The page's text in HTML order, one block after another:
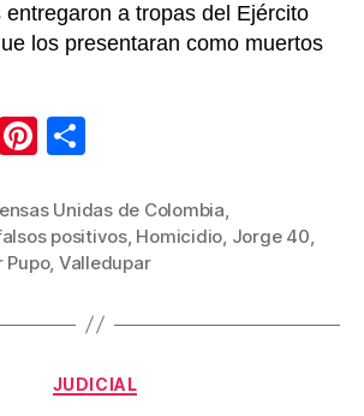
entregaron a tropas del Ejército
los presentaran como muertos
E
Pi
er
e
m
p
tir
Unidas de Colombia,
positivos, Homicidio, Jorge 40,
Pupo, Valledupar
Categorías
JUDICIAL